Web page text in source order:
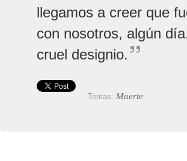
llegamos a creer que
con nosotros, algún
cruel designio.
Temas: Muerte